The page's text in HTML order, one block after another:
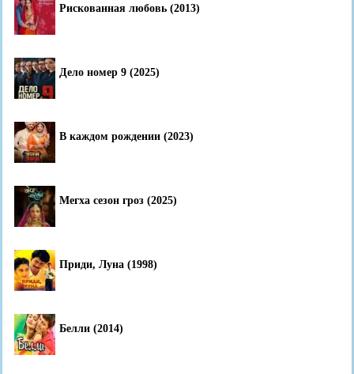
Рискованная любовь (2013)
Дело номер 9 (2025)
В каждом рождении (2023)
Мегха сезон гроз (2025)
Приди, Луна (1998)
Белли (2014)